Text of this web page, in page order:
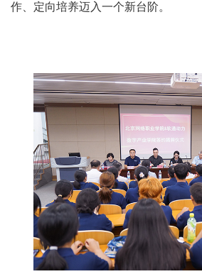
作、定向培养迈入一个新台阶。